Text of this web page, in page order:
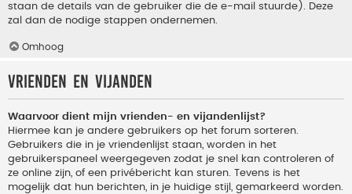
staan de details van de gebruiker die de e-mail stuurde). Deze
zal dan de nodige stappen ondernemen.
Omhoog
Vrienden en vijanden
Waarvoor dient mijn vrienden- en vijandenlijst?
Hiermee kan je andere gebruikers op het forum sorteren.
Gebruikers die in je vriendenlijst staan, worden in het
gebruikerspaneel weergegeven zodat je snel kan controleren of
ze online zijn, of een privébericht kan sturen. Tevens is het
mogelijk dat hun berichten, in je huidige stijl, gemarkeerd worden.